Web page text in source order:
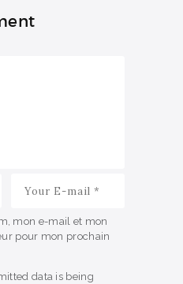
mon e-mail et mon
pour mon prochain
data is being